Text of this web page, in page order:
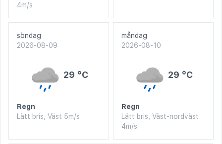
4m/s
söndag
2026-08-09
29 °C
Regn
Lätt bris, Väst 5m/s
måndag
2026-08-10
29 °C
Regn
Lätt bris, Väst-nordväst
4m/s